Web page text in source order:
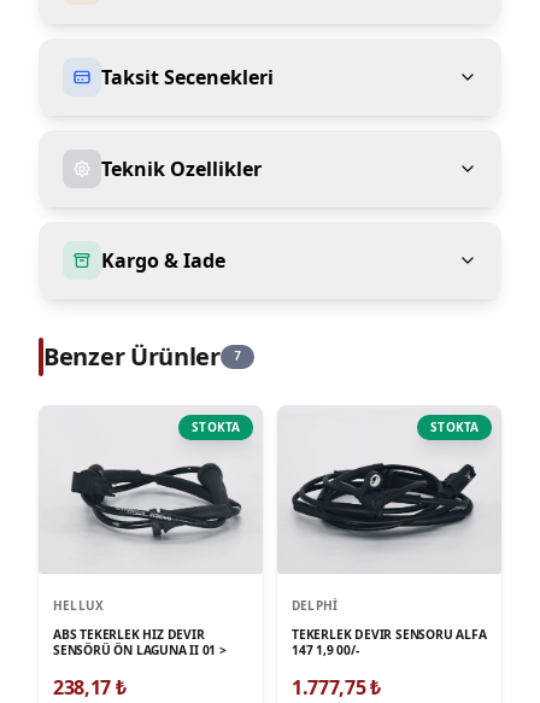
Taksit Secenekleri
Teknik Ozellikler
Kargo & Iade
Benzer Ürünler 7
STOKTA
HELLUX
ABS TEKERLEK HIZ DEVIR
SENSÖRÜ ÖN LAGUNA II 01 >
238,17₺
STOKTA
DELPHI
TEKERLEK DEVIR SENSORU ALFA
147 1,9 00/-
1.777,75₺